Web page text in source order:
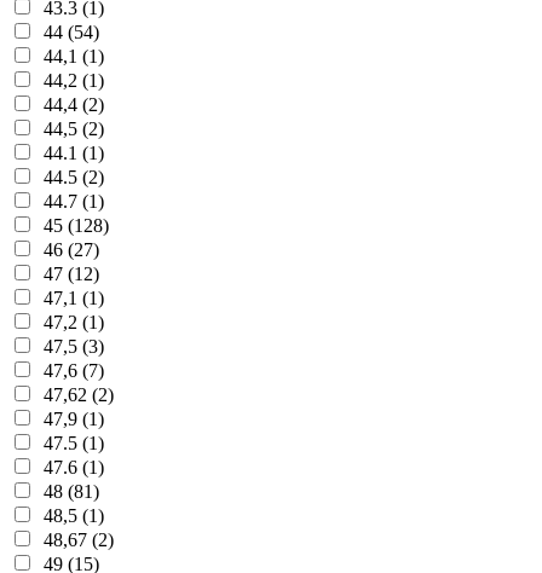
43.3 (1)
44 (54)
44,1 (1)
44,2 (1)
44,4 (2)
44,5 (2)
44.1 (1)
44.5 (2)
44.7 (1)
45 (128)
46 (27)
47 (12)
47,1 (1)
47,2 (1)
47,5 (3)
47,6 (7)
47,62 (2)
47,9 (1)
47.5 (1)
47.6 (1)
48 (81)
48,5 (1)
48,67 (2)
49 (15)